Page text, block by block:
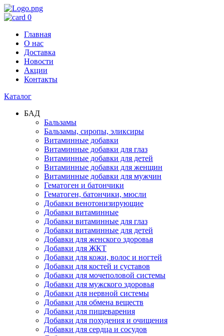
0
Главная
О нас
Доставка
Новости
Акции
Контакты
Каталог
БАД
Бальзамы
Бальзамы, сиропы, эликсиры
Витаминные добавки
Витаминные добавки для глаз
Витаминные добавки для детей
Витаминные добавки для женщин
Витаминные добавки для мужчин
Гематоген и батончики
Гематоген, батончики, мюсли
Добавки венотонизирующие
Добавки витаминные
Добавки витаминные для глаз
Добавки витаминные для детей
Добавки для женского здоровья
Добавки для ЖКТ
Добавки для кожи, волос и ногтей
Добавки для костей и суставов
Добавки для мочеполовой системы
Добавки для мужского здоровья
Добавки для нервной системы
Добавки для обмена веществ
Добавки для пищеварения
Добавки для похудения и очищения
Добавки для сердца и сосудов